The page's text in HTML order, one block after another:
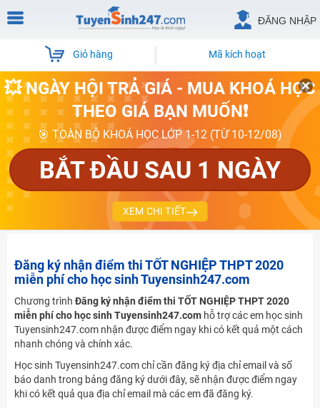
ĐĂNG NHẬP
Giỏ hàng Mã kích hoạt
💥 NGÀY HỘI TRẢ GIÁ - MUA KHOÁ HỌC
THEO GIÁ BẠN MUỐN❗
🎯 TOÀN BỘ KHOÁ HỌC LỚP 1-12 (TỪ 10-12/08)
BẮT ĐẦU SAU 1 NGÀY
XEM CHI TIẾT
Đăng ký nhận điểm thi TỐT NGHIỆP THPT 2020
miễn phí cho học sinh Tuyensinh247.com
Chương trìnhĐăng ký nhận điểm thi TỐT NGHIỆP THPT 2020
miễn phí cho học sinh Tuyensinh247.com hỗ trợ các em học sinh
Tuyensinh247.com nhận được điểm ngay khi có kết quả một cách
nhanh chóng và chính xác.
Học sinh Tuyensinh247.com chỉ cần đăng ký địa chỉ email và số
báo danh trong bảng đăng ký dưới đây, sẽ nhận được điểm ngay
khi có kết quả qua địa chỉ email mà các em đã đăng ký.